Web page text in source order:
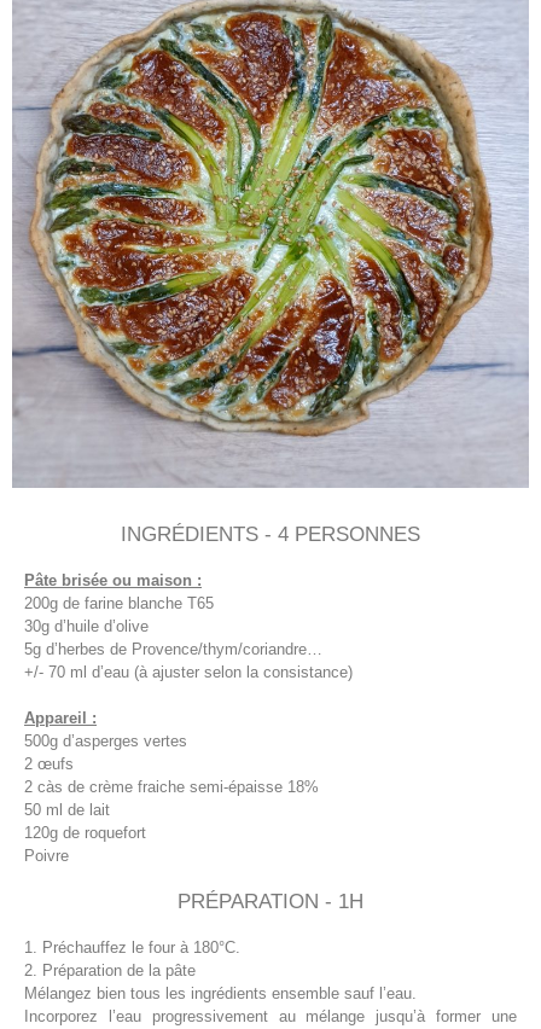
INGRÉDIENTS - 4 PERSONNES
Pâte brisée ou maison :
200g de farine blanche T65
30g d’huile d’olive
5g d’herbes de Provence/thym/coriandre…
+/- 70 ml d’eau (à ajuster selon la consistance)
Appareil :
500g d’asperges vertes
2 œufs
2 càs de crème fraiche semi-épaisse 18%
50 ml de lait
120g de roquefort
Poivre
PRÉPARATION - 1H
1. Préchauffez le four à 180°C.
2. Préparation de la pâte
Mélangez bien tous les ingrédients ensemble sauf l’eau.
Incorporez l’eau progressivement au mélange jusqu’à former une